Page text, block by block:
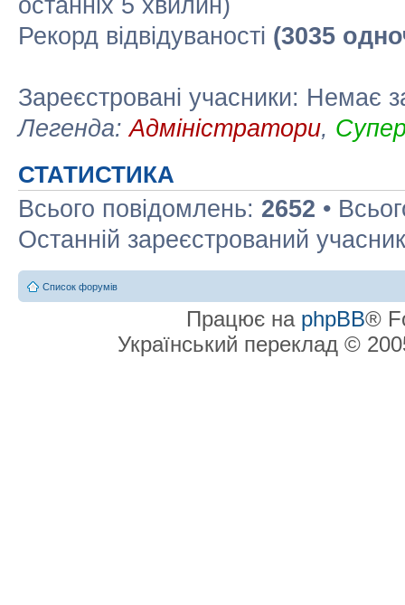
останніх 5 хвилин)
Рекорд відвідуваності (3035
Зареєстровані учасники: Немає
Легенда:Адміністратори,
СТАТИСТИКА
Всього повідомлень: 2652 •
Останній зареєстрований
Список форумів
Працює на phpBB®
Український переклад ©